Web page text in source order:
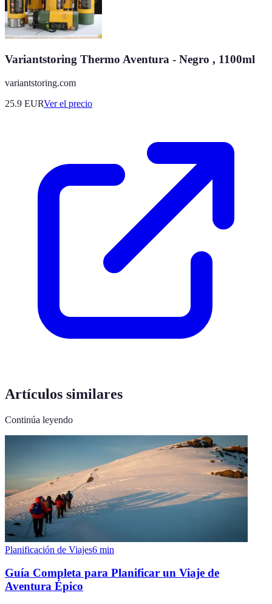
Variantstoring Thermo Aventura - Negro , 1100ml
variantstoring.com
25.9 EURVer el precio
Artículos similares
Continúa leyendo
Planificación de Viajes6 min
Guía Completa para Planificar un Viaje de
Aventura Épico